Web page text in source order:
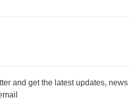
and get the latest updates, news